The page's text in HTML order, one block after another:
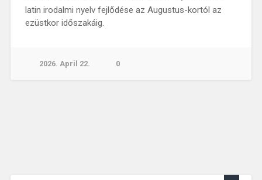
latin irodalmi nyelv fejlődése az Augustus-kortól az
ezüstkor időszakáig.
2026. April 22. 0